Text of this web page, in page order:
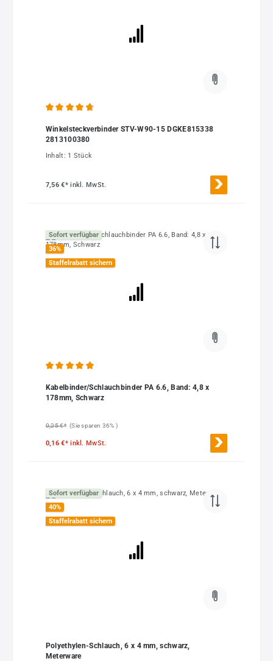
Winkelsteckverbinder STV-W90-15 DGKE815338
2813100380
Inhalt: 1 Stück
7,56 €*inkl. MwSt.
Sofort verfügbar
36%
Staffelrabatt sichern
Kabelbinder/Schlauchbinder PA 6.6, Band: 4,8 x
178mm, Schwarz
0,25 €* (Sie sparen 36% )
0,16 €*inkl. MwSt.
Sofort verfügbar
40%
Staffelrabatt sichern
Polyethylen-Schlauch, 6 x 4 mm, schwarz,
Meterware